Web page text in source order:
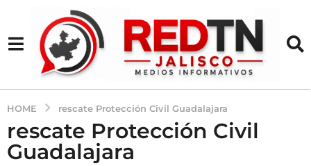
HOME rescate Protección Civil Guadalajara
rescate Protección Civil
Guadalajara